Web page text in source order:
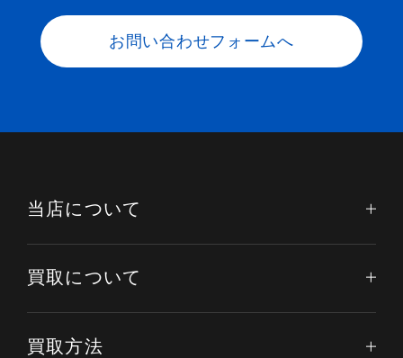
お問い合わせフォームへ
当店について
買取について
買取方法